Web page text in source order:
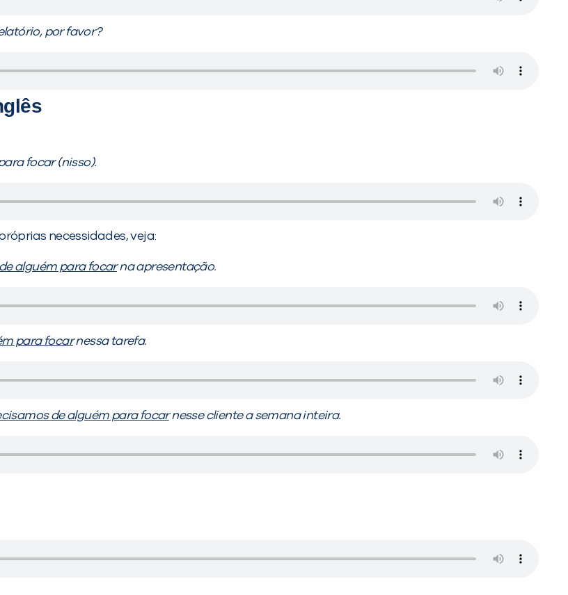
por favor?
focar (nisso).
necessidades, veja:
alguém para focarna apresentação.
para focarnessa tarefa.
de alguém para focarnesse cliente a semana inteira.